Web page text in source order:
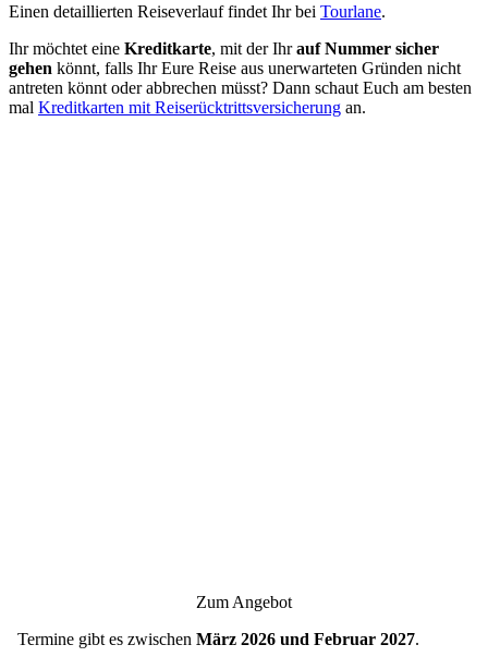
Einen detaillierten Reiseverlauf findet Ihr bei Tourlane.
Ihr möchtet eine Kreditkarte, mit der Ihrauf Nummer sicher
gehen könnt, falls Ihr Eure Reise aus unerwarteten Gründen nicht
antreten könnt oder abbrechen müsst? Dann schaut Euch am besten
mal Kreditkarten mit Reiserücktrittsversicherung an.
Zum Angebot
Termine gibt es zwischen März 2026 und Februar 2027.